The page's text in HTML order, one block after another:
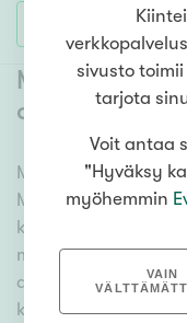
Huoneluku
1h 2h
Asuntotyyppi
Kerros-/luhtitalo
Rivitalo/paritalo
Omakoti-/
Maa- tai
Lisää hakuehtoja
Myytävät
asunnot
Meiltä löydät
Mikkeli
kesämökkiä tai
maan kattava
auttavat sinua
kaikki myytävät
sivusto
tarjota
Voit antaa
"Hyväksy
myöhemmin
VAIN